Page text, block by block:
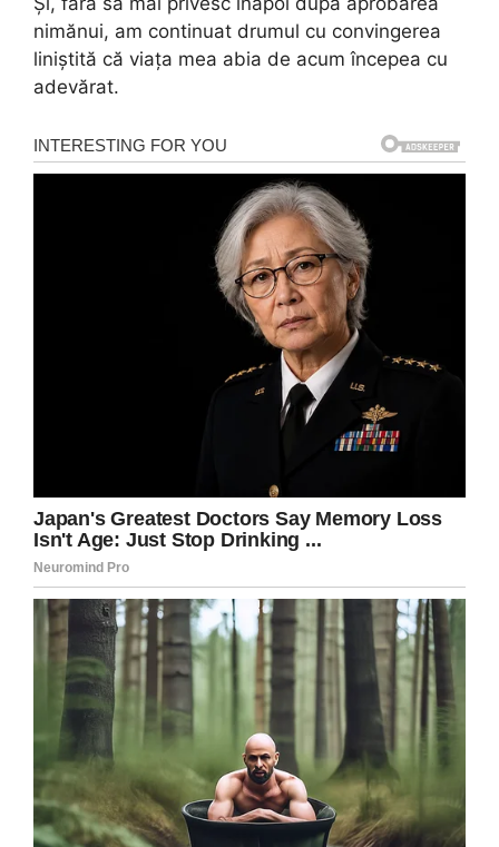
nimănui, am continuat drumul cu convingerea
liniștită că viața mea abia de acum începea cu
adevărat.